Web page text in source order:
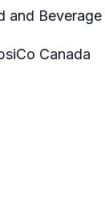
and
Canada